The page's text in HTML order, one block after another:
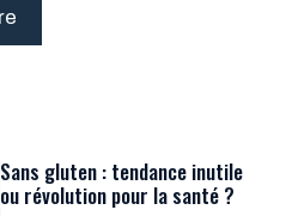
Sans gluten : tendance inutile
ou révolution pour la santé ?